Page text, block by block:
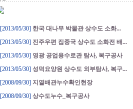
[2013/05/30] 한국 대나무 박물관 상수도 소화...
[2013/05/30] 진주우편 집중국 상수도 소화전 배...
[2013/05/30] 영광 공업용수로관 탐사, 복구공사
[2013/05/30] 성덕요양원 상수도 외부탐사, 복구...
[2008/09/30] 지열배관누수확인현장
[2008/09/30] 상수도누수_복구공사